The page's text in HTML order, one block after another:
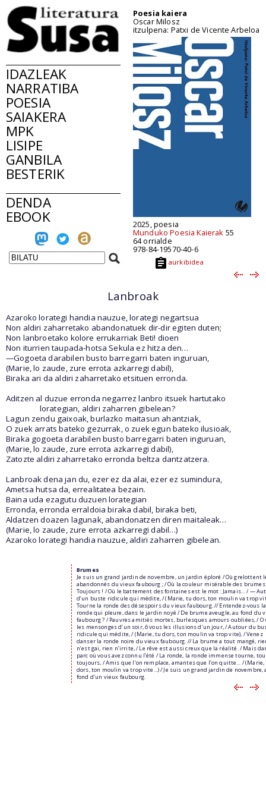
IDAZLEAK
NARRATIBA
POESIA
SAIAKERA
MPK
LISIPE
GANBILA
BESTERIK
DENDA
EBOOK
Poesia kaiera
Oscar Milosz
itzulpena: Patxi de Vicente Arbeloa
2025, poesia
Munduko Poesia Kaierak 55
64 orrialde
978-84-19570-40-6
aurkibidea
Lanbroak
Azaroko lorategi handia nauzue, lorategi negartsua
Non aldiri zaharretako abandonatuek dir-dir egiten duten;
Non lanbroetako kolore errukarriak Beti! dioen
Non iturrien taupada-hotsa Sekula ez hitza den…
—Gogoeta darabilen busto barregarri baten inguruan,
(Marie, lo zaude, zure errota azkarregi dabil),
Biraka ari da aldiri zaharretako etsituen erronda.
Aditzen al duzue erronda negarrez lanbro itsuek hartutako
lorategian, aldiri zaharren gibelean?
Lagun zendu gaixoak, burlazko maitasun ahantziak,
O zuek arrats bateko gezurrak, o zuek egun bateko ilusioak,
Biraka gogoeta darabilen busto barregarri baten inguruan,
(Marie, lo zaude, zure errota azkarregi dabil),
Zatozte aldiri zaharretako erronda beltza dantzatzera.
Lanbroak dena jan du, ezer ez da alai, ezer ez sumindura,
Ametsa hutsa da, errealitatea bezain.
Baina uda ezagutu duzuen lorategian
Erronda, erronda erraldoia biraka dabil, biraka beti,
Aldatzen doazen lagunak, abandonatzen diren maitaleak…
(Marie, lo zaude, zure errota azkarregi dabil…)
Azaroko lorategi handia nauzue, aldiri zaharren gibelean.
Brumes
Je suis un grand jardin de novembre, un jardin éploré / Où grelottent
abandonnés du vieux faubourg ; / Où la couleur misérable des
Toujours ! / Où le battement des fontaines est le mot : Jamais… / —
d’un buste ridicule qui médite, / (Marie, tu dors, ton moulin va trop
Tourne la ronde des désespoirs du vieux faubourg. // Entendez-vous la
ronde qui pleure, dans le jardin noyé / De brume aveugle, au fond du
faubourg ? / Pauvres amitiés mortes, burlesques amours oubliées, / O
les mensonges d’un soir, ô vous les illusions d’un jour, / Autour du
ridicule qui médite, / (Marie, tu dors, ton moulin va trop vite), / Venez
danser la ronde noire du vieux faubourg. // La brume a tout mangé,
n’est gai, rien n’irrite, / Le rêve est aussi creux que la réalité. / Mais
parc où vous avez connu l’été / La ronde, la ronde immense tourne,
toujours, / Amis que l’on remplace, amantes que l’on quitte… /
dors, ton moulin va trop vite…) / Je suis un grand jardin de novembre,
fond d’un vieux faubourg.